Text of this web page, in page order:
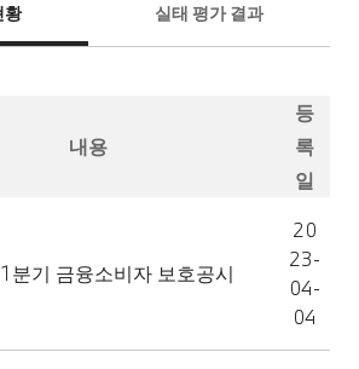
황 실태 평가 결과
내용
등
록
일
분기 금융소비자 보호공시
20
23-
04-
04